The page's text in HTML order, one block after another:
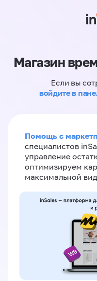
Магазин
Если вы
войдите в
Помощь с
специалистов
управление
оптимизируем
максимальной